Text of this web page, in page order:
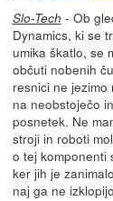
Slo-Tech - Ob
Dynamics, ki se
umika škatlo, se
občuti nobenih
resnici ne
na neobstoječo
posnetek. Ne
stroji in roboti
o tej komponenti
ker jih je
naj ga ne